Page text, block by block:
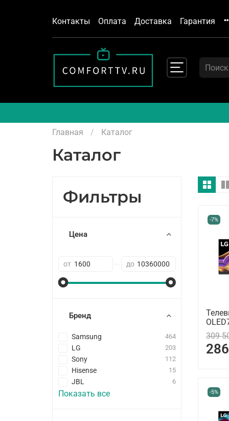
Контакты Оплата Доставка Гарантия
Главная Каталог
Каталог
-7%
309
-5%
Фильтры
Цена
от до
Бренд
Samsung 464
LG 203
Sony 112
Hisense 15
JBL 6
Показать все